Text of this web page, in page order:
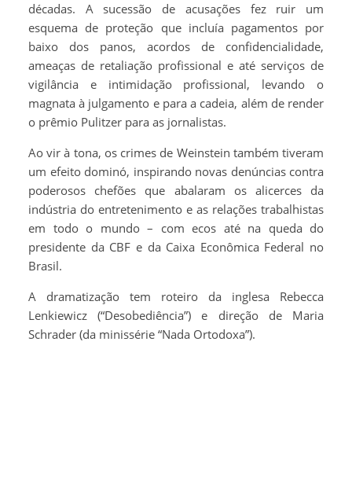
décadas. A sucessão de acusações fez ruir um
esquema de proteção que incluía pagamentos por
baixo dos panos, acordos de confidencialidade,
ameaças de retaliação profissional e até serviços de
vigilância e intimidação profissional, levando o
magnata à julgamento e para a cadeia, além de render
o prêmio Pulitzer para as jornalistas.
Ao vir à tona, os crimes de Weinstein também tiveram
um efeito dominó, inspirando novas denúncias contra
poderosos chefões que abalaram os alicerces da
indústria do entretenimento e as relações trabalhistas
em todo o mundo – com ecos até na queda do
presidente da CBF e da Caixa Econômica Federal no
Brasil.
A dramatização tem roteiro da inglesa Rebecca
Lenkiewicz (“Desobediência”) e direção de Maria
Schrader (da minissérie “Nada Ortodoxa”).